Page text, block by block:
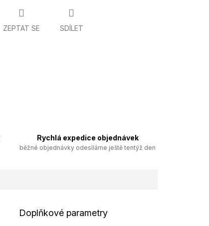
ZEPTAT SE SDÍLET
Rychlá expedice objednávek
běžné objednávky odesíláme ještě tentýž den
Doplňkové parametry